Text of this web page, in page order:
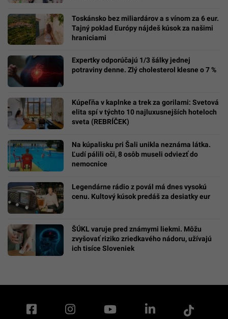
Toskánsko bez miliardárov a s vínom za 6 eur.
Tajný poklad Európy nájdeš kúsok za našimi
hraniciami
Expertky odporúčajú 1/3 šálky jednej
potraviny denne. Zlý cholesterol klesne o 7 %
Kúpeľňa v kaplnke a trek za gorilami: Svetová
elita spí v týchto 10 najluxusnejších hoteloch
sveta (REBRÍČEK)
Na kúpalisku pri Šali unikla neznáma látka.
Ľudí pálili oči, 8 osôb museli odviezť do
nemocnice
Legendárne rádio z povál má dnes vysokú
cenu. Kultový kúsok predáš za desiatky eur
ŠÚKL varuje pred známymi liekmi. Môžu
zvyšovať riziko zriedkavého nádoru, užívajú
ich tisíce Sloveniek